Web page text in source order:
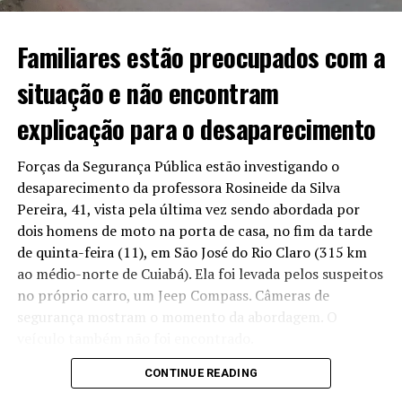
até agosto, para finalizar o trecho que foi aberto na
Em caso de não cumprimento, seria aplicada uma multa
de R$ 54 milhões. O que não aconteceu até o momento.
Acusados de omissão
Para o presidente da Assembleia, o atraso da entrega
não pode ser tolerado e exige que o contrato seja
cumprido e que providências mais duras, como multa,
sejam aplicadas. Para ele, a falta de aplicação pode ser
tratada como “omissão” política por parte dos
“Infelizmente, tem empresas que ganham licitação e
não têm capacidade de fazer aquilo que se propõe fazer
Familiares estão preocupados com a
situação e não encontram
explicação para o desaparecimento
Forças da Segurança Pública estão investigando o
desaparecimento da professora Rosineide da Silva
Pereira, 41, vista pela última vez sendo abordada por
dois homens de moto na porta de casa, no fim da tarde
de quinta-feira (11), em São José do Rio Claro (315 km
ao médio-norte de Cuiabá). Ela foi levada pelos suspeitos
no próprio carro, um Jeep Compass. Câmeras de
segurança mostram o momento da abordagem. O
Reportagem apurou que amigos da professora,
CONTINUE READING